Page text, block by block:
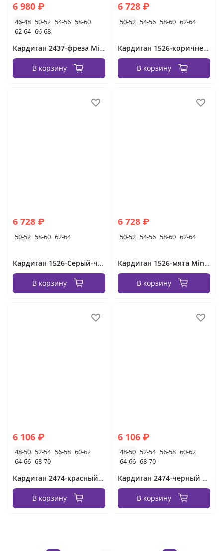
6 980 ₽
46-48 50-52 54-56 58-60
62-64 66-68
Кардиган 2437-фреза Minova
В корзину
6 728 ₽
50-52 54-56 58-60 62-64
Кардиган 1526-коричневый Minova
В корзину
6 728 ₽
50-52 58-60 62-64
Кардиган 1526-Серый-черный Minova
В корзину
6 728 ₽
50-52 54-56 58-60 62-64
Кардиган 1526-мята Minova
В корзину
6 106 ₽
48-50 52-54 56-58 60-62
64-66 68-70
Кардиган 2474-красный Minova
В корзину
6 106 ₽
48-50 52-54 56-58 60-62
64-66 68-70
Кардиган 2474-черный Minova
В корзину